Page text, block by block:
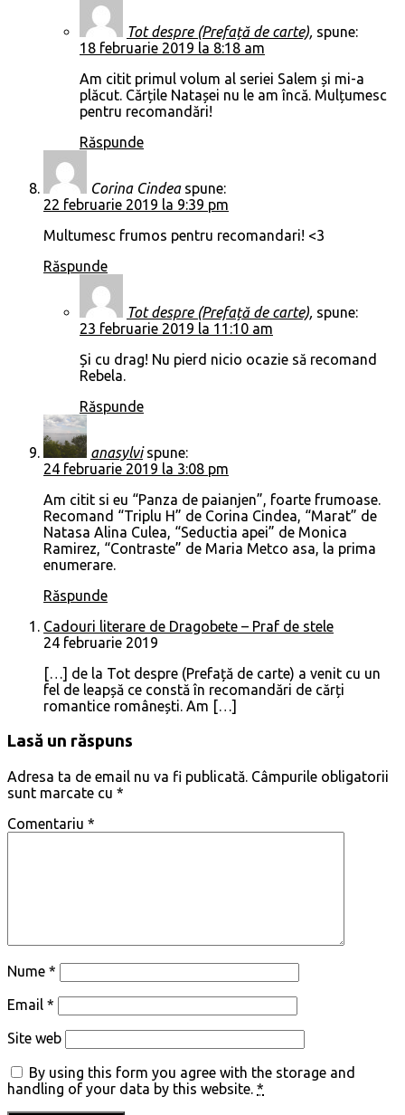
Tot despre (Prefață de carte), spune:
18 februarie 2019 la 8:18 am
Am citit primul volum al seriei Salem și mi-a
plăcut. Cărțile Natașei nu le am încă. Mulțumesc
pentru recomandări!
Răspunde
Corina Cindea spune:
22 februarie 2019 la 9:39 pm
Multumesc frumos pentru recomandari! <3
Răspunde
Tot despre (Prefață de carte), spune:
23 februarie 2019 la 11:10 am
Și cu drag! Nu pierd nicio ocazie să recomand
Rebela.
Răspunde
anasylvi spune:
24 februarie 2019 la 3:08 pm
Am citit si eu “Panza de paianjen”, foarte frumoase.
Recomand “Triplu H” de Corina Cindea, “Marat” de
Natasa Alina Culea, “Seductia apei” de Monica
Ramirez, “Contraste” de Maria Metco asa, la prima
enumerare.
Răspunde
Cadouri literare de Dragobete – Praf de stele
24 februarie 2019
[…] de la Tot despre (Prefață de carte) a venit cu un
fel de leapșă ce constă în recomandări de cărți
romantice românești. Am […]
Lasă un răspuns
Adresa ta de email nu va fi publicată. Câmpurile obligatorii
sunt marcate cu *
Comentariu *
Nume *
Email *
Site web
By using this form you agree with the storage and
handling of your data by this website. *